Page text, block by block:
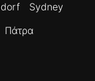
Sydney
Πάτρα